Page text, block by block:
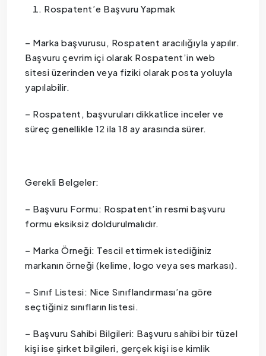
Rospatent’e Başvuru Yapmak
– Marka başvurusu, Rospatent aracılığıyla yapılır.
Başvuru çevrim içi olarak Rospatent’in web
sitesi üzerinden veya fiziki olarak posta yoluyla
yapılabilir.
– Rospatent, başvuruları dikkatlice inceler ve
süreç genellikle 12 ila 18 ay arasında sürer.
Gerekli Belgeler:
– Başvuru Formu: Rospatent’in resmi başvuru
formu eksiksiz doldurulmalıdır.
– Marka Örneği: Tescil ettirmek istediğiniz
markanın örneği (kelime, logo veya ses markası).
– Sınıf Listesi: Nice Sınıflandırması’na göre
seçtiğiniz sınıfların listesi.
– Başvuru Sahibi Bilgileri: Başvuru sahibi bir tüzel
kişi ise şirket bilgileri, gerçek kişi ise kimlik